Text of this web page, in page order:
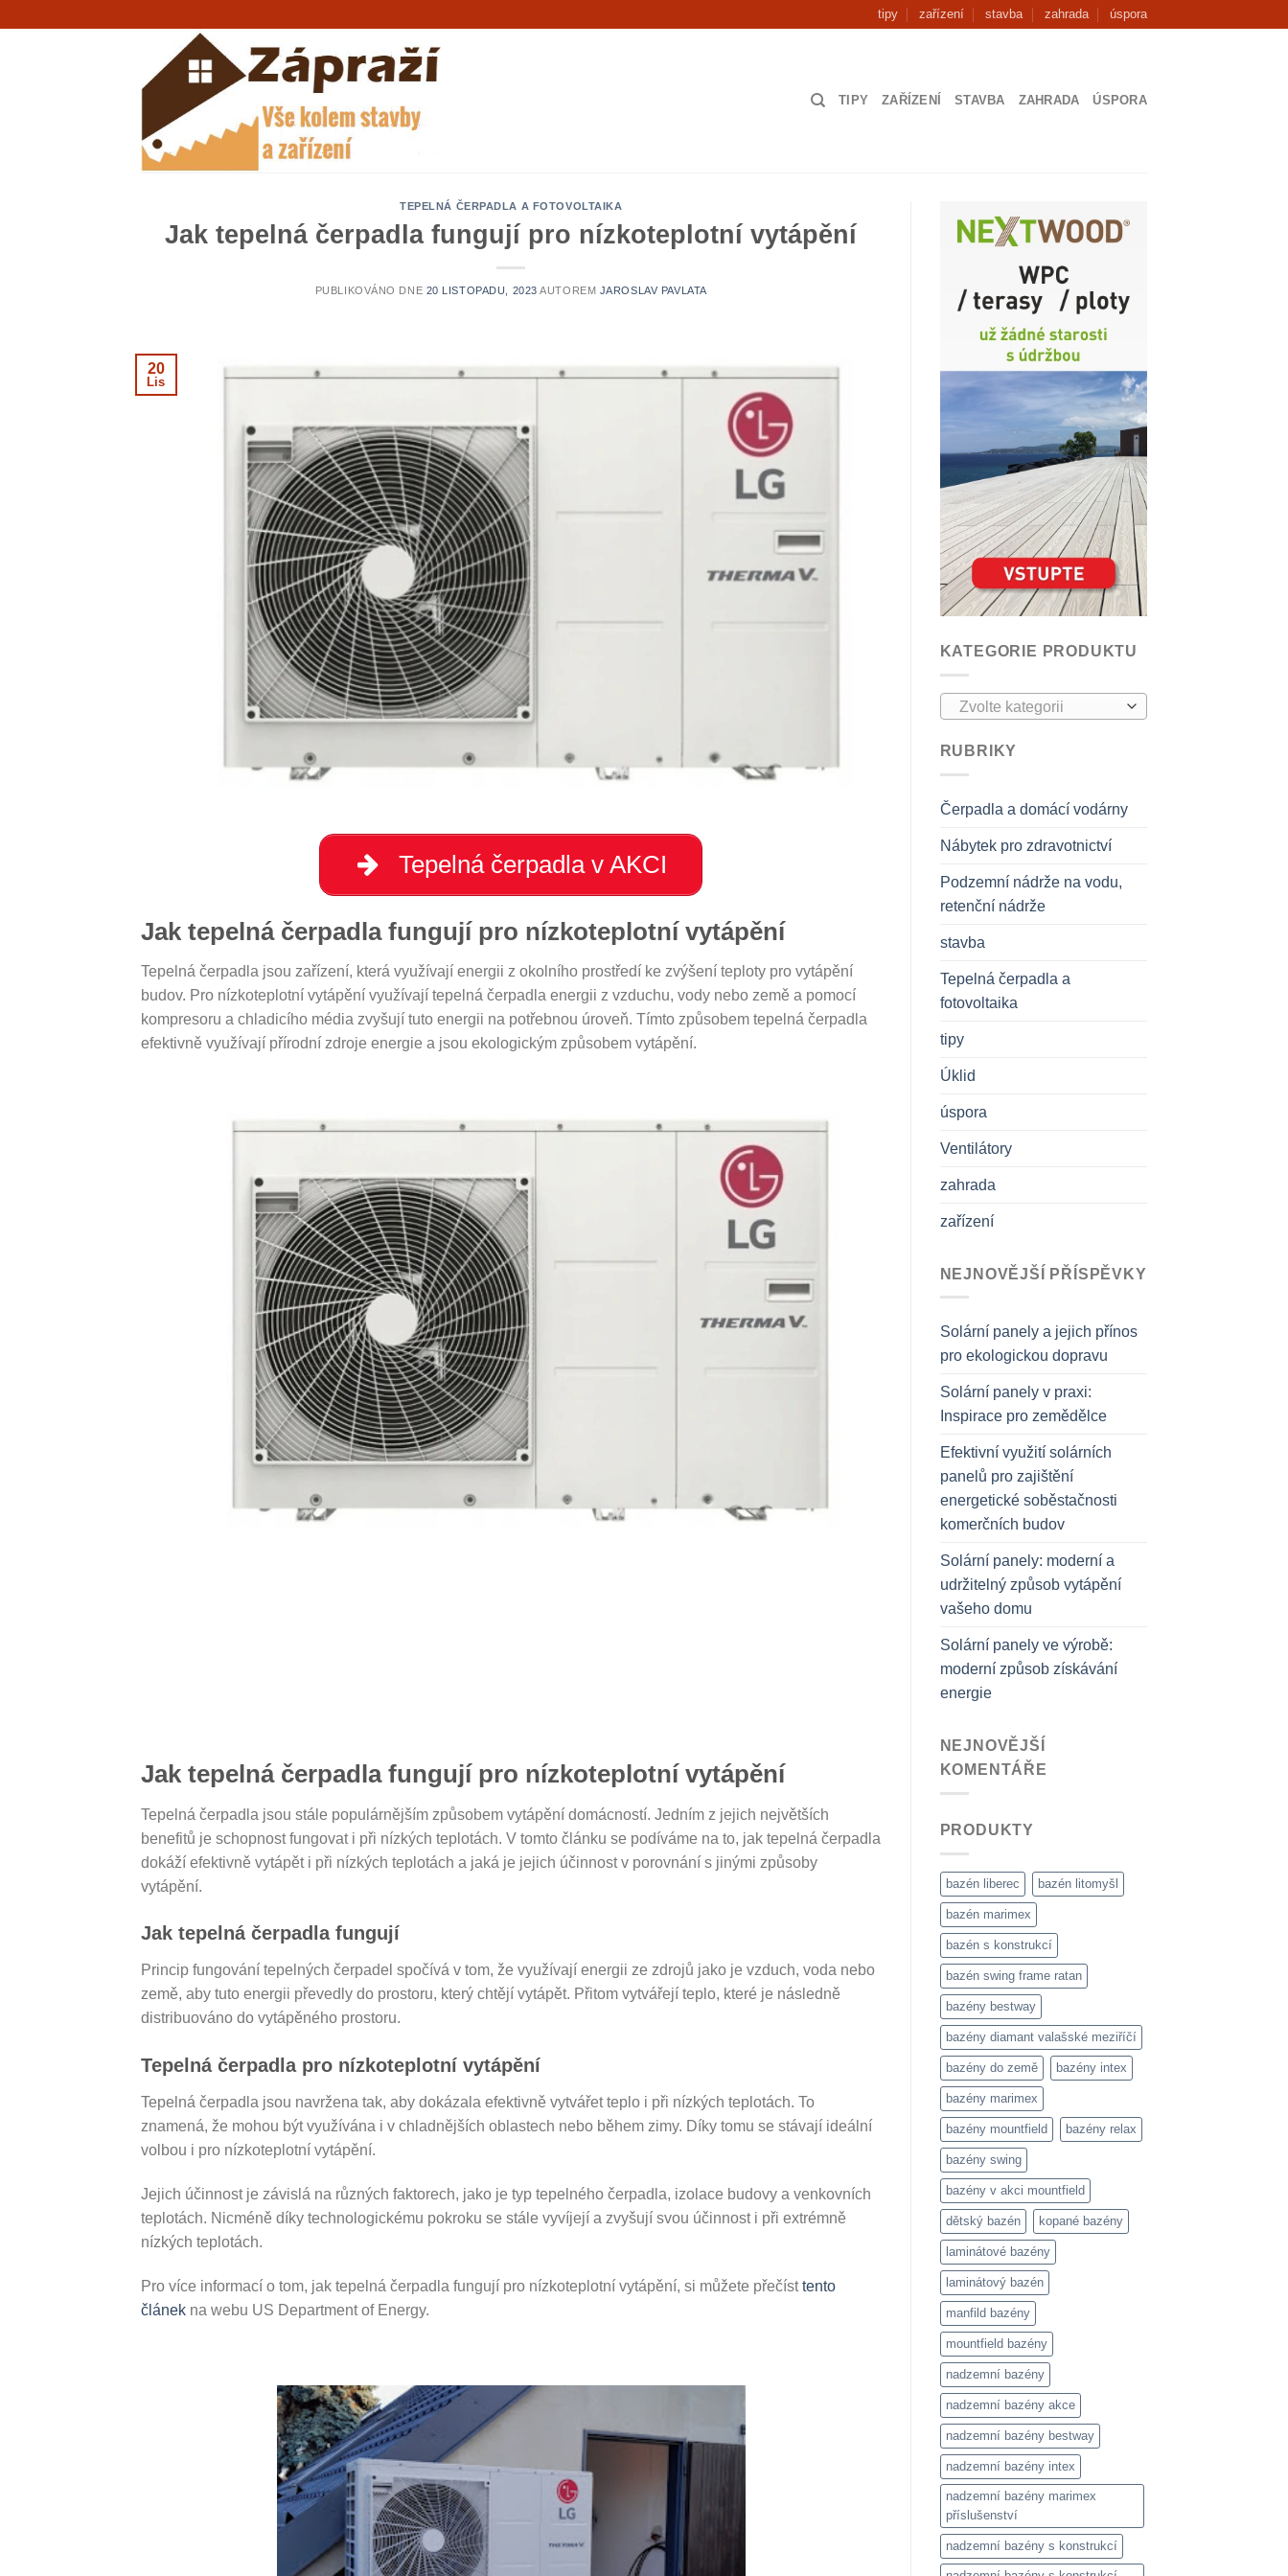
tipy zařízení stavba zahrada úspora
TIPY ZAŘÍZENÍ STAVBA ZAHRADA ÚSPORA
TEPELNÁ ČERPADLA A FOTOVOLTAIKA
Jak tepelná čerpadla fungují pro nízkoteplotní vytápění
PUBLIKOVÁNO DNE 20 LISTOPADU, 2023 AUTOREM JAROSLAV PAVLATA
20
Lis
Tepelná čerpadla v AKCI
Jak tepelná čerpadla fungují pro nízkoteplotní vytápění
Tepelná čerpadla jsou zařízení, která využívají energii z okolního prostředí ke zvýšení teploty pro vytápění
budov. Pro nízkoteplotní vytápění využívají tepelná čerpadla energii z vzduchu, vody nebo země a pomocí
kompresoru a chladicího média zvyšují tuto energii na potřebnou úroveň. Tímto způsobem tepelná čerpadla
efektivně využívají přírodní zdroje energie a jsou ekologickým způsobem vytápění.
Jak tepelná čerpadla fungují pro nízkoteplotní vytápění
Tepelná čerpadla jsou stále populárnějším způsobem vytápění domácností. Jedním z jejich největších
benefitů je schopnost fungovat i při nízkých teplotách. V tomto článku se podíváme na to, jak tepelná čerpadla
dokáží efektivně vytápět i při nízkých teplotách a jaká je jejich účinnost v porovnání s jinými způsoby
vytápění.
Jak tepelná čerpadla fungují
Princip fungování tepelných čerpadel spočívá v tom, že využívají energii ze zdrojů jako je vzduch, voda nebo
země, aby tuto energii převedly do prostoru, který chtějí vytápět. Přitom vytvářejí teplo, které je následně
distribuováno do vytápěného prostoru.
Tepelná čerpadla pro nízkoteplotní vytápění
Tepelná čerpadla jsou navržena tak, aby dokázala efektivně vytvářet teplo i při nízkých teplotách. To
znamená, že mohou být využívána i v chladnějších oblastech nebo během zimy. Díky tomu se stávají ideální
volbou i pro nízkoteplotní vytápění.
Jejich účinnost je závislá na různých faktorech, jako je typ tepelného čerpadla, izolace budovy a venkovních
teplotách. Nicméně díky technologickému pokroku se stále vyvíjejí a zvyšují svou účinnost i při extrémně
nízkých teplotách.
Pro více informací o tom, jak tepelná čerpadla fungují pro nízkoteplotní vytápění, si můžete přečísttento
článek na webu US Department of Energy.
KATEGORIE PRODUKTU
Zvolte kategorii
RUBRIKY
Čerpadla a domácí vodárny
Nábytek pro zdravotnictví
Podzemní nádrže na vodu,
retenční nádrže
stavba
Tepelná čerpadla a
fotovoltaika
tipy
Úklid
úspora
Ventilátory
zahrada
zařízení
NEJNOVĚJŠÍ PŘÍSPĚVKY
Solární panely a jejich přínos
pro ekologickou dopravu
Solární panely v praxi:
Inspirace pro zemědělce
Efektivní využití solárních
panelů pro zajištění
energetické soběstačnosti
komerčních budov
Solární panely: moderní a
udržitelný způsob vytápění
vašeho domu
Solární panely ve výrobě:
moderní způsob získávání
energie
NEJNOVĚJŠÍ
KOMENTÁŘE
PRODUKTY
bazén liberec bazén litomyšl
bazén marimex
bazén s konstrukcí
bazén swing frame ratan
bazény bestway
bazény diamant valašské meziříčí
bazény do země bazény intex
bazény marimex
bazény mountfield bazény relax
bazény swing
bazény v akci mountfield
dětský bazén kopané bazény
laminátové bazény
laminátový bazén
manfild bazény
mountfield bazény
nadzemní bazény
nadzemní bazény akce
nadzemní bazény bestway
nadzemní bazény intex
nadzemní bazény marimex
příslušenství
nadzemní bazény s konstrukcí